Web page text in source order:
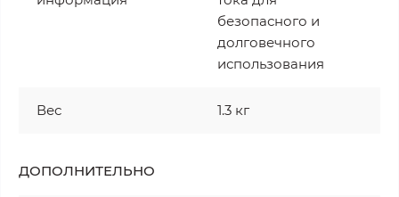
безопасного и
долговечного
использования
Вес 1.3 кг
ДОПОЛНИТЕЛЬНО